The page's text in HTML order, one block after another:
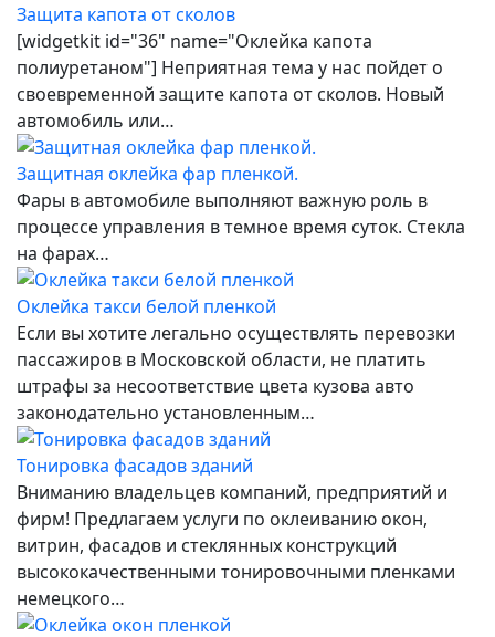
Защита капота от сколов
[widgetkit id="36" name="Оклейка капота
полиуретаном"] Неприятная тема у нас пойдет о
своевременной защите капота от сколов. Новый
автомобиль или…
Защитная оклейка фар пленкой.
Фары в автомобиле выполняют важную роль в
процессе управления в темное время суток. Стекла
на фарах…
Оклейка такси белой пленкой
Если вы хотите легально осуществлять перевозки
пассажиров в Московской области, не платить
штрафы за несоответствие цвета кузова авто
законодательно установленным…
Тонировка фасадов зданий
Вниманию владельцев компаний, предприятий и
фирм! Предлагаем услуги по оклеиванию окон,
витрин, фасадов и стеклянных конструкций
высококачественными тонировочными пленками
немецкого…